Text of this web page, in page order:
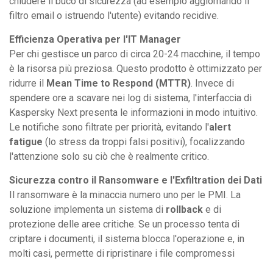
filtro email o istruendo l'utente) evitando recidive.
Efficienza Operativa per l'IT Manager
Per chi gestisce un parco di circa 20-24 macchine, il tempo
è la risorsa più preziosa. Questo prodotto è ottimizzato per
ridurre il Mean Time to Respond (MTTR). Invece di
spendere ore a scavare nei log di sistema, l'interfaccia di
Kaspersky Next presenta le informazioni in modo intuitivo.
Le notifiche sono filtrate per priorità, evitando l'alert
fatigue (lo stress da troppi falsi positivi), focalizzando
l'attenzione solo su ciò che è realmente critico.
Sicurezza contro il Ransomware e l'Exfiltration dei Dati
Il ransomware è la minaccia numero uno per le PMI. La
soluzione implementa un sistema di rollback e di
protezione delle aree critiche. Se un processo tenta di
criptare i documenti, il sistema blocca l'operazione e, in
molti casi, permette di ripristinare i file compromessi